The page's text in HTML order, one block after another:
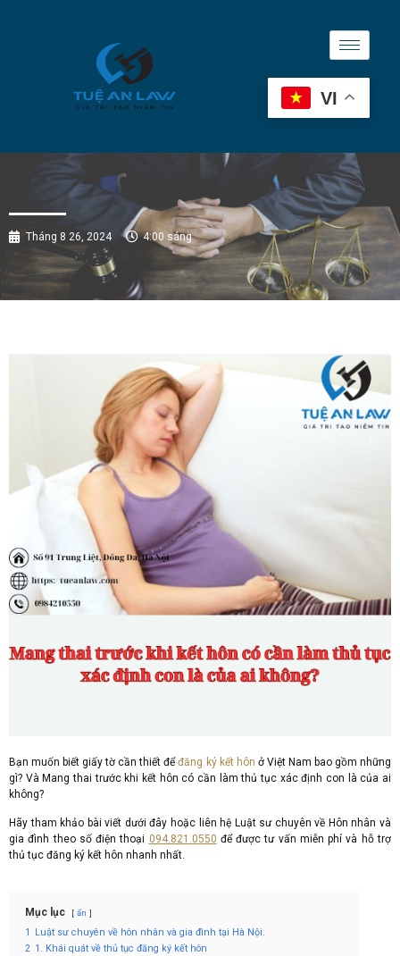
VI
Tháng 8 26, 2024 4:00 sáng
Bạn muốn biết giấy tờ cần thiết đểđăng ký kết hôn ở Việt Nam bao gồm những
gì? Và Mang thai trước khi kết hôn có cần làm thủ tục xác định con là của ai
không?
Hãy tham khảo bài viết dưới đây hoặc liên hệ Luật sư chuyên về Hôn nhân và
gia đình theo số điện thoại 094.821.0550 để được tư vấn miễn phí và hỗ trợ
thủ tục đăng ký kết hôn nhanh nhất.
Mục lục ẩn
1
Luật sư chuyên về hôn nhân và gia đình tại Hà Nội.
2 1. Khái quát về thủ tục đăng ký kết hôn